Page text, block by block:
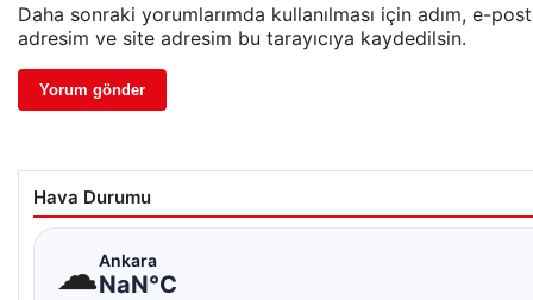
Daha sonraki yorumlarımda kullanılması için adım, e-
adresim ve site adresim bu tarayıcıya kaydedilsin.
Hava Durumu
☁Ankara
NaN°C